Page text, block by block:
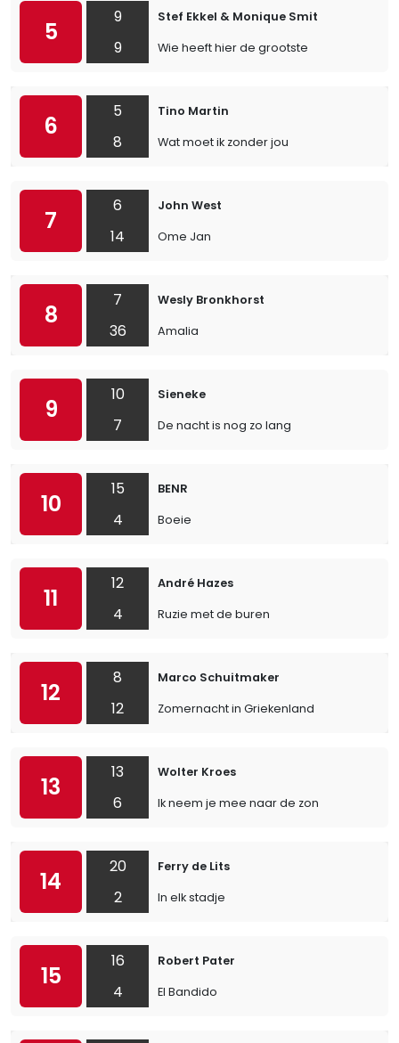
5
9
9
Stef Ekkel & Monique Smit
Wie heeft hier de grootste
6
5
8
Tino Martin
Wat moet ik zonder jou
7
6
14
John West
Ome Jan
8
7
36
Wesly Bronkhorst
Amalia
9
10
7
Sieneke
De nacht is nog zo lang
10
15
4
BENR
Boeie
11
12
4
André Hazes
Ruzie met de buren
12
8
12
Marco Schuitmaker
Zomernacht in Griekenland
13
13
6
Wolter Kroes
Ik neem je mee naar de zon
14
20
2
Ferry de Lits
In elk stadje
15
16
4
Robert Pater
El Bandido